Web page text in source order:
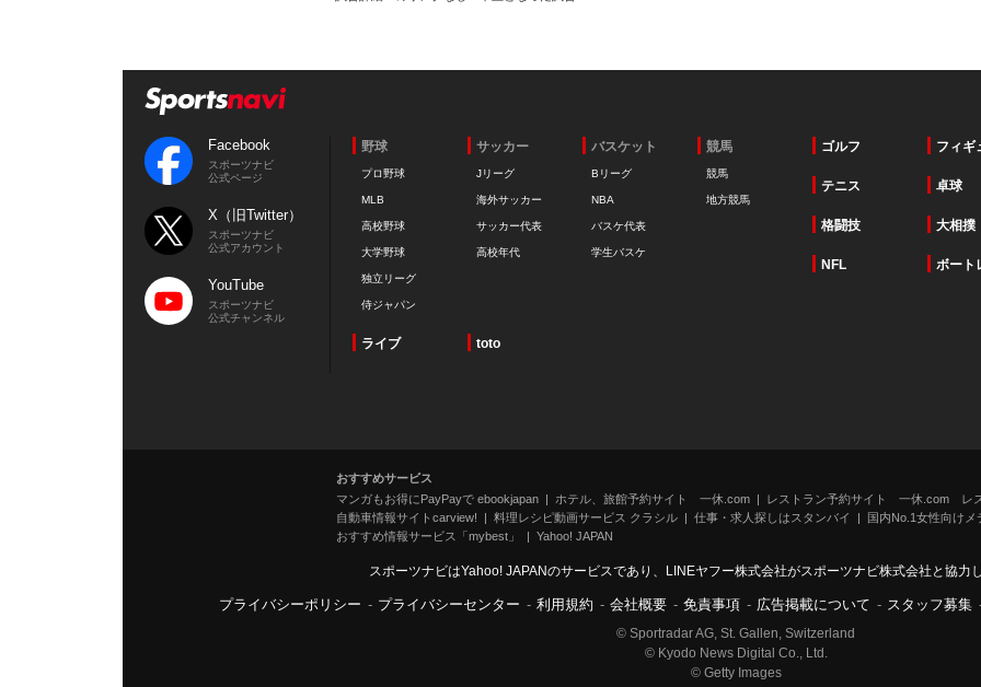
Facebook
スポーツナビ
公式ページ
X（旧Twitter）
スポーツナビ
公式アカウント
YouTube
スポーツナビ
公式チャンネル
野球
プロ野球
MLB
高校野球
大学野球
独立リーグ
侍ジャパン
サッカー
Jリーグ
海外サッカー
サッカー代表
高校年代
バスケット
Bリーグ
NBA
バスケ代表
学生バスケ
競馬
競馬
地方競馬
ゴルフ フィギ
テニス 卓球
格闘技 大相撲
NFL ボート
ライブ toto
おすすめサービス
マンガもお得にPayPayで ebookjapan
ホテル、旅館予約サイト 一休.com
レストラン予約サイト 一休.com レ
自動車情報サイトcarview!
料理レシピ動画サービス クラシル 仕事・求人探しはスタンバイ
国内No.1女性向けメ
おすすめ情報サービス「mybest」
Yahoo! JAPAN
スポーツナビはYahoo! JAPANのサービスであり、LINEヤフー株式会社がスポーツナビ株式会社と協力
プライバシーポリシー - プライバシーセンター - 利用規約 - 会社概要 - 免責事項 - 広告掲載について - スタッフ募集
© Sportradar AG, St. Gallen, Switzerland
© Kyodo News Digital Co., Ltd.
© Getty Images